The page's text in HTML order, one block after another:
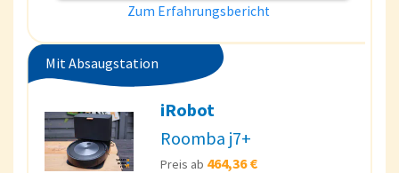
Zum Erfahrungsbericht
Mit Absaugstation
iRobot
Roomba j7+
Preis ab 464,36 €